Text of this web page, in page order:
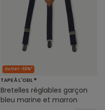
Outlet -50%*
TAPE À L'OEIL ®
Bretelles réglables garçon
bleu marine et marron